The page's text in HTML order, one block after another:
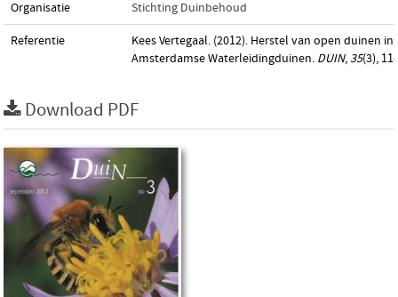
Organisatie Stichting Duinbehoud
Referentie
Kees Vertegaal. (2012). Herstel van open duinen in
Amsterdamse Waterleidingduinen. DUIN, 35(3),
Download PDF